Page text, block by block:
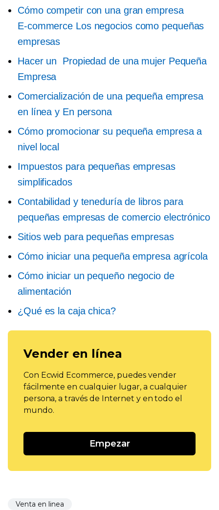
Cómo competir con una gran empresa
E-commerce Los negocios como pequeñas
empresas
Hacer un Propiedad de una mujerPequeña
Empresa
Comercialización de una pequeña empresa
en línea y En persona
Cómo promocionar su pequeña empresa a
nivel local
Impuestos para pequeñas empresas
simplificados
Contabilidad y teneduría de libros para
pequeñas empresas de comercio electrónico
Sitios web para pequeñas empresas
Cómo iniciar una pequeña empresa agrícola
Cómo iniciar un pequeño negocio de
alimentación
¿Qué es la caja chica?
Vender en línea
Con Ecwid Ecommerce, puedes vender
fácilmente en cualquier lugar, a cualquier
persona, a través de Internet y en todo el
mundo.
Empezar
Venta en linea